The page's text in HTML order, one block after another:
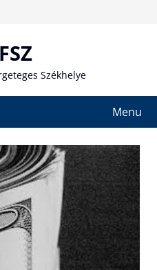
Székhelye
Menu